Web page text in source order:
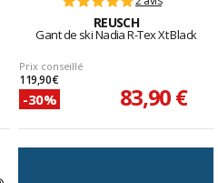
REUSCH
Gant de ski Nadia R-Tex Xt Black
Prix conseillé
119,90 €
-30% 83,90 €